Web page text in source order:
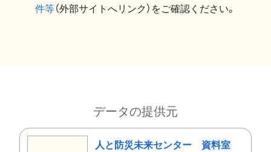
件等（外部サイトへリンク）をご確認ください。
データの提供元
人と防災未来センター 資料室